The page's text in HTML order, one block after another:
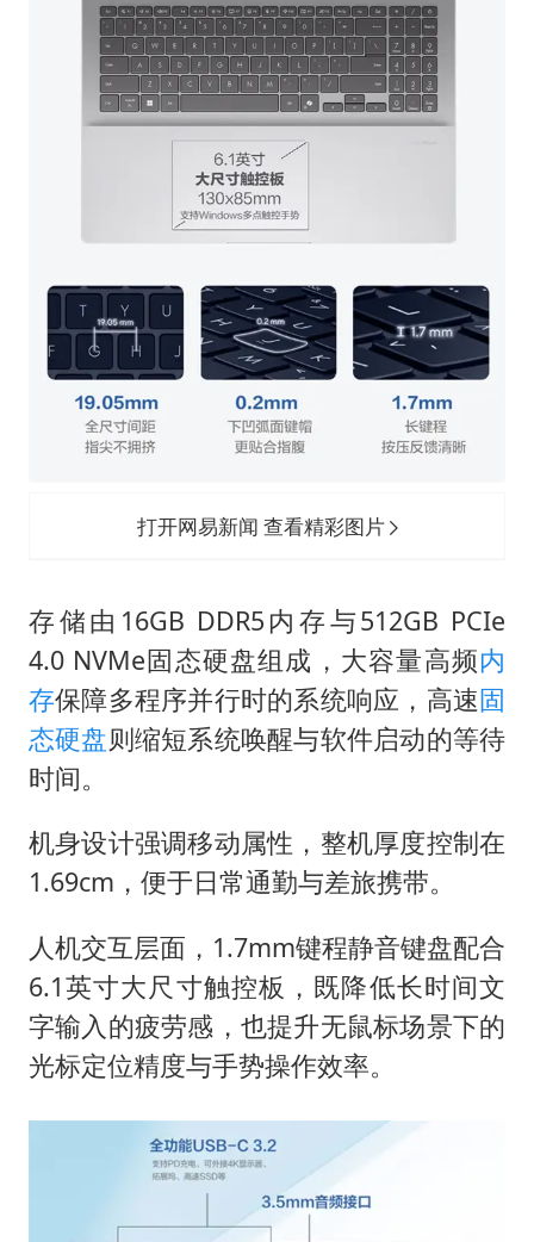
打开网易新闻 查看精彩图片
存储由16GB DDR5内存与512GB PCIe
4.0 NVMe固态硬盘组成，大容量高频内
存保障多程序并行时的系统响应，高速固
态硬盘则缩短系统唤醒与软件启动的等待
时间。
机身设计强调移动属性，整机厚度控制在
1.69cm，便于日常通勤与差旅携带。
人机交互层面，1.7mm键程静音键盘配合
6.1英寸大尺寸触控板，既降低长时间文
字输入的疲劳感，也提升无鼠标场景下的
光标定位精度与手势操作效率。